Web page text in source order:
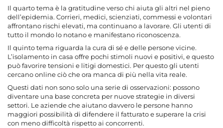
Il quarto tema è la gratitudine verso chi aiuta gli altri nel pieno
dell’epidemia. Corrieri, medici, scienziati, commessi e volontari
affrontano rischi elevati, ma continuano a lavorare. Gli utenti di
tutto il mondo lo notano e manifestano riconoscenza.
Il quinto tema riguarda la cura di sé e delle persone vicine.
L’isolamento in casa offre pochi stimoli nuovi e positivi, e questo
può favorire tensioni e litigi domestici. Per questo gli utenti
cercano online ciò che ora manca di più nella vita reale.
Questi dati non sono solo una serie di osservazioni: possono
diventare una base concreta per nuove strategie in diversi
settori. Le aziende che aiutano davvero le persone hanno
maggiori possibilità di difendere il fatturato e superare la crisi
con meno difficoltà rispetto ai concorrenti.